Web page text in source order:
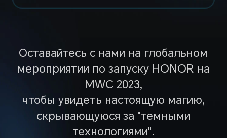
Оставайтесь с нами на глобальном
мероприятии по запуску HONOR на
MWC 2023,
чтобы увидеть настоящую магию,
скрывающуюся за "темными
технологиями".